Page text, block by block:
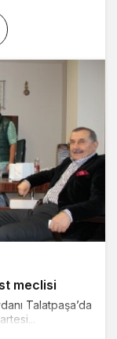
meclisi
Talatpaşa’da